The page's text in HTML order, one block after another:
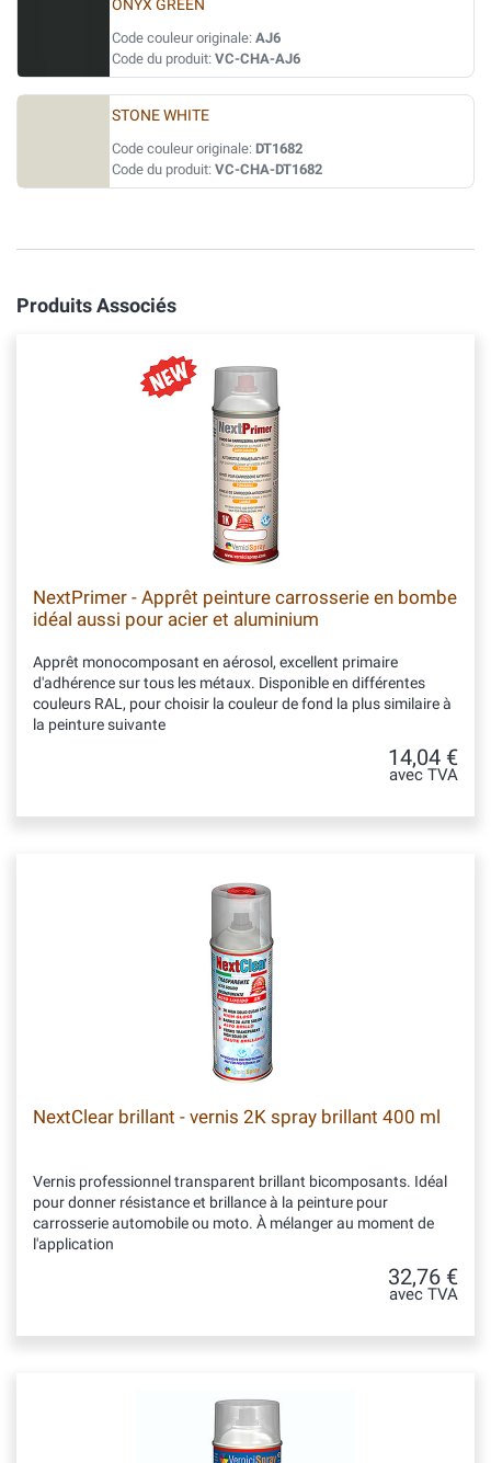
ONYX GREEN
Code couleur originale: AJ6
Code du produit: VC-CHA-AJ6
STONE WHITE
Code couleur originale: DT1682
Code du produit: VC-CHA-DT1682
Produits Associés
NextPrimer - Apprêt peinture carrosserie en bombe
idéal aussi pour acier et aluminium
Apprêt monocomposant en aérosol, excellent primaire
d'adhérence sur tous les métaux. Disponible en différentes
couleurs RAL, pour choisir la couleur de fond la plus similaire à
la peinture suivante
14,04 €
avec TVA
NextClear brillant - vernis 2K spray brillant 400 ml
Vernis professionnel transparent brillant bicomposants. Idéal
pour donner résistance et brillance à la peinture pour
carrosserie automobile ou moto. À mélanger au moment de
l'application
32,76 €
avec TVA